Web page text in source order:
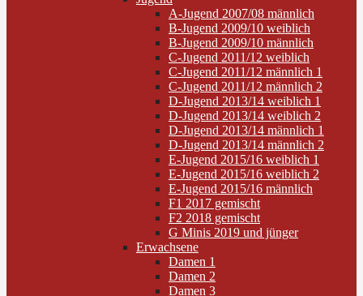
A-Jugend 2007/08 männlich
B-Jugend 2009/10 weiblich
B-Jugend 2009/10 männlich
C-Jugend 2011/12 weiblich
C-Jugend 2011/12 männlich 1
C-Jugend 2011/12 männlich 2
D-Jugend 2013/14 weiblich 1
D-Jugend 2013/14 weiblich 2
D-Jugend 2013/14 männlich 1
D-Jugend 2013/14 männlich 2
E-Jugend 2015/16 weiblich 1
E-Jugend 2015/16 weiblich 2
E-Jugend 2015/16 männlich
F1 2017 gemischt
F2 2018 gemischt
G Minis 2019 und jünger
Erwachsene
Damen 1
Damen 2
Damen 3